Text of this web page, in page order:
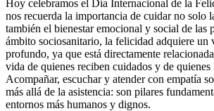
Hoy celebramos el Día Internacional de la
nos recuerda la importancia de cuidar no solo
también el bienestar emocional y social de las
ámbito sociosanitario, la felicidad adquiere un
profundo, ya que está directamente
vida de quienes reciben cuidados y de
Acompañar, escuchar y atender con empatía
más allá de la asistencia: son pilares
entornos más humanos y dignos.